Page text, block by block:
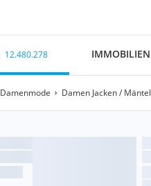
12.480.278 IMMOBILIEN
Damenmode Damen Jacken / Mäntel